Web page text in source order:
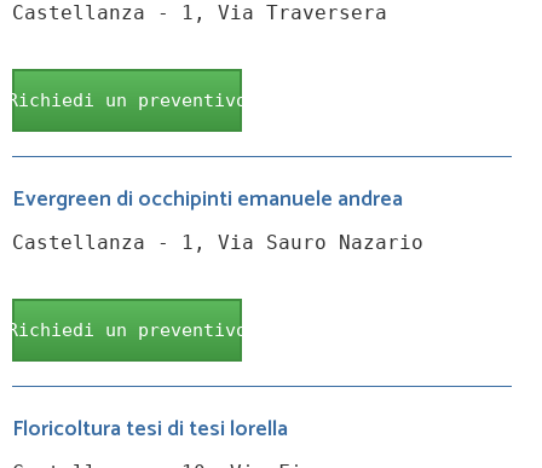
Castellanza - 1, Via Traversera
Richiedi un preventivo
Evergreen di occhipinti emanuele andrea
Castellanza - 1, Via Sauro Nazario
Richiedi un preventivo
Floricoltura tesi di tesi lorella